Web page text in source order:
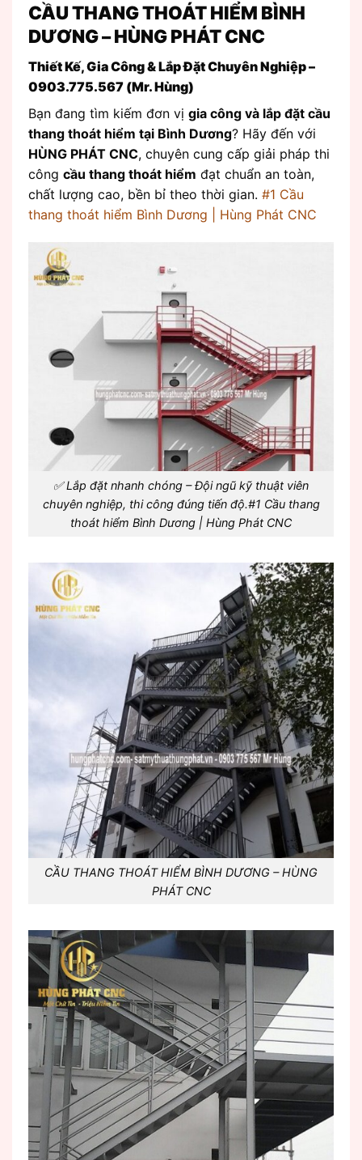
CẦU THANG THOÁT HIỂM BÌNH
DƯƠNG – HÙNG PHÁT CNC
Thiết Kế, Gia Công & Lắp Đặt Chuyên Nghiệp –
0903.775.567 (Mr. Hùng)
Bạn đang tìm kiếm đơn vị gia công và lắp đặt cầu
thang thoát hiểm tại Bình Dương? Hãy đến với
HÙNG PHÁT CNC, chuyên cung cấp giải pháp thi
công cầu thang thoát hiểm đạt chuẩn an toàn,
chất lượng cao, bền bỉ theo thời gian. #1 Cầu
thang thoát hiểm Bình Dương | Hùng Phát CNC
✅ Lắp đặt nhanh chóng – Đội ngũ kỹ thuật viên
chuyên nghiệp, thi công đúng tiến độ.#1 Cầu thang
thoát hiểm Bình Dương | Hùng Phát CNC
CẦU THANG THOÁT HIỂM BÌNH DƯƠNG – HÙNG
PHÁT CNC